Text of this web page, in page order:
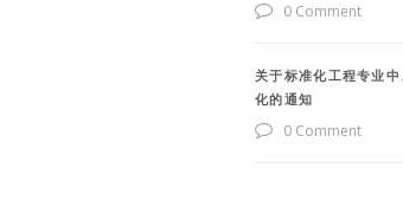
0 Comment
关于标准化工程专业
化的通知
0 Comment